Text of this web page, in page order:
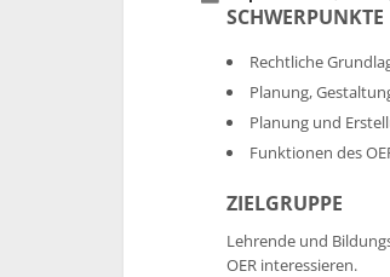
SCHWERPUNKTE
Rechtliche
Planung,
Planung und
Funktionen des
ZIELGRUPPE
Lehrende und
OER interessieren.